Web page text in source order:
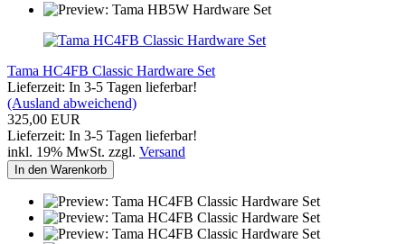
Tama HC4FB Classic Hardware Set
Lieferzeit: In 3-5 Tagen lieferbar!
(Ausland abweichend)
325,00 EUR
Lieferzeit: In 3-5 Tagen lieferbar!
inkl. 19% MwSt. zzgl. Versand
In den Warenkorb